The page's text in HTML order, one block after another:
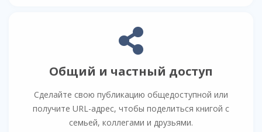
Общий и частный доступ
Сделайте свою публикацию общедоступной или
получите URL-адрес, чтобы поделиться книгой с
семьей, коллегами и друзьями.